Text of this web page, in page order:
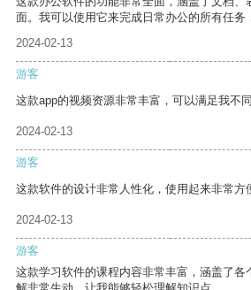
面。我可以使用它来完成日常办公的所有任务
2024-02-13
游客
这款app的视频资源非常丰富，可以满足我不
2024-02-13
游客
这款软件的设计非常人性化，使用起来非常方
2024-02-13
游客
这款学习软件的课程内容非常丰富，涵盖了各